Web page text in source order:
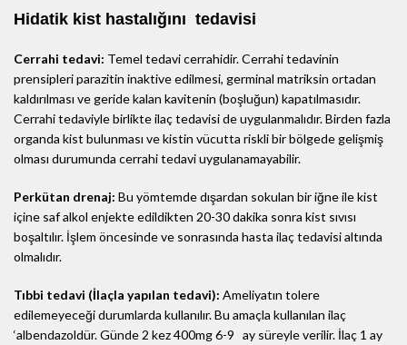
Hidatik kist hastalığını tedavisi
Cerrahi tedavi: Temel tedavi cerrahidir. Cerrahi tedavinin
prensipleri parazitin inaktive edilmesi, germinal matriksin ortadan
kaldırılması ve geride kalan kavitenin (boşluğun) kapatılmasıdır.
Cerrahi tedaviyle birlikte ilaç tedavisi de uygulanmalıdır. Birden fazla
organda kist bulunması ve kistin vücutta riskli bir bölgede gelişmiş
olması durumunda cerrahi tedavi uygulanamayabilir.
Perkütan drenaj: Bu yömtemde dışardan sokulan bir iğne ile kist
içine saf alkol enjekte edildikten 20-30 dakika sonra kist sıvısı
boşaltılır. İşlem öncesinde ve sonrasında hasta ilaç tedavisi altında
olmalıdır.
Tıbbi tedavi (İlaçla yapılan tedavi): Ameliyatın tolere
edilemeyeceği durumlarda kullanılır. Bu amaçla kullanılan ilaç
‘albendazoldür. Günde 2 kez 400mg 6-9 ay süreyle verilir. İlaç 1 ay